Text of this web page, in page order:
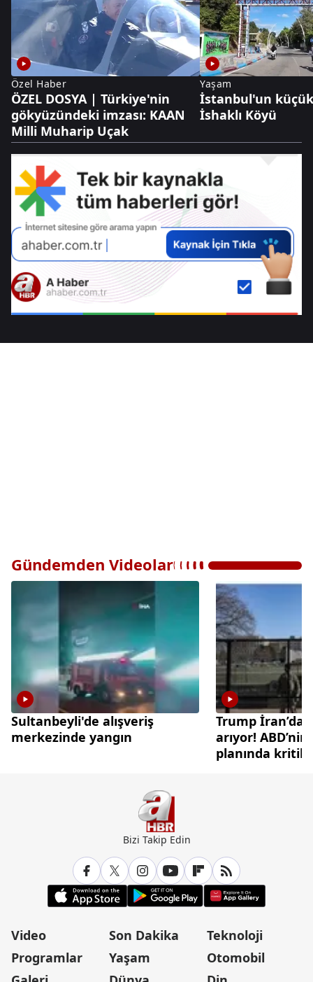
Özel Haber
ÖZEL DOSYA | Türkiye'nin
gökyüzündeki imzası: KAAN
Milli Muharip Uçak
Yaşam
İstanbul'un
İshaklı Köyü
Gündemden Videolar
Sultanbeyli'de alışveriş
merkezinde yangın
Trump İran’da
arıyor!
planında
Bizi Takip Edin
Video
Programlar
Son Dakika
Yaşam
Teknoloji
Otomobil